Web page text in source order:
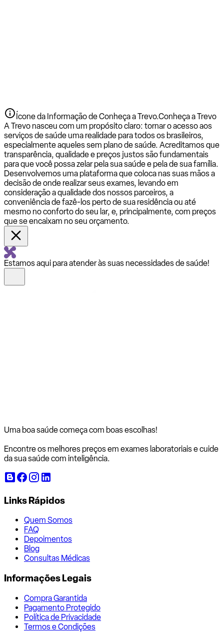
Ícone da Informação de Conheça a Trevo.Conheça a Trevo
A Trevo nasceu com um propósito claro: tornar o acesso aos
serviços de saúde uma realidade para todos os brasileiros,
especialmente aqueles sem plano de saúde. Acreditamos que
transparência, qualidade e preços justos são fundamentais
para que você possa zelar pela sua saúde e pela de sua família.
Desenvolvemos uma plataforma que coloca nas suas mãos a
decisão de onde realizar seus exames, levando em
consideração a qualidade dos nossos parceiros, a
conveniência de fazê-los perto de sua residência ou até
mesmo no conforto do seu lar, e, principalmente, com preços
que se encaixam no seu orçamento.
Estamos aqui para atender às suas necessidades de saúde!
Uma boa saúde começa com boas escolhas!
Encontre os melhores preços em exames laboratoriais e cuide
da sua saúde com inteligência.
Links Rápidos
Quem Somos
FAQ
Depoimentos
Blog
Consultas Médicas
Informações Legais
Compra Garantida
Pagamento Protegido
Política de Privacidade
Termos e Condições